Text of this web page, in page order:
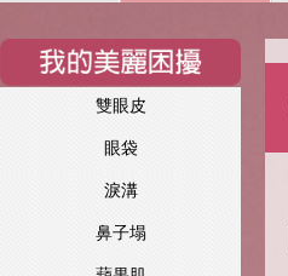
雙眼皮
眼袋
淚溝
鼻子塌